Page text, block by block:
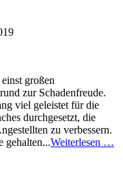
großen
zur Schadenfreude.
viel geleistet für die
durchgesetzt, die
zu verbessern.
gehalten...Weiterlesen …